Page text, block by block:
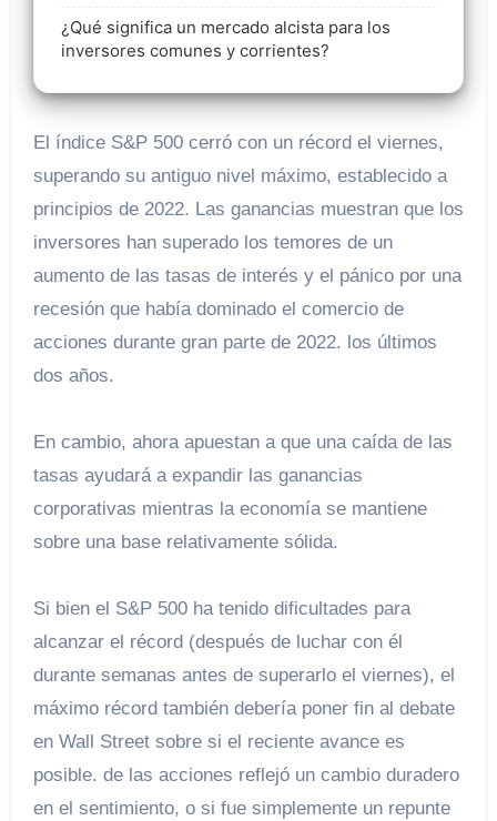
¿Qué significa un mercado alcista para los
inversores comunes y corrientes?
El índice S&P 500 cerró con un récord el viernes,
superando su antiguo nivel máximo, establecido a
principios de 2022. Las ganancias muestran que los
inversores han superado los temores de un
aumento de las tasas de interés y el pánico por una
recesión que había dominado el comercio de
acciones durante gran parte de 2022. los últimos
dos años.
En cambio, ahora apuestan a que una caída de las
tasas ayudará a expandir las ganancias
corporativas mientras la economía se mantiene
sobre una base relativamente sólida.
Si bien el S&P 500 ha tenido dificultades para
alcanzar el récord (después de luchar con él
durante semanas antes de superarlo el viernes), el
máximo récord también debería poner fin al debate
en Wall Street sobre si el reciente avance es
posible. de las acciones reflejó un cambio duradero
en el sentimiento, o si fue simplemente un repunte